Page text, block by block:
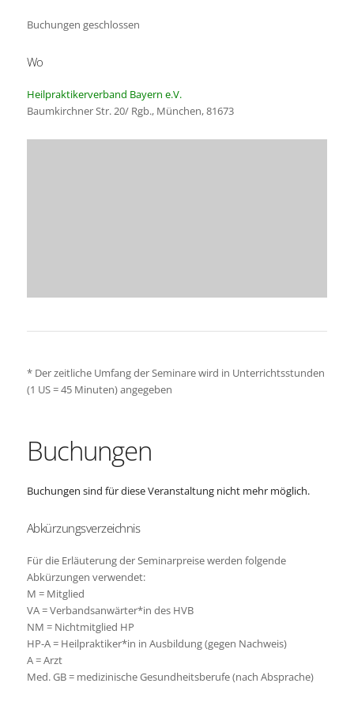
Buchungen geschlossen
Wo
Heilpraktikerverband Bayern e.V.
Baumkirchner Str. 20/ Rgb., München, 81673
* Der zeitliche Umfang der Seminare wird in Unterrichtsstunden
(1 US = 45 Minuten) angegeben
Buchungen
Buchungen sind für diese Veranstaltung nicht mehr möglich.
Abkürzungsverzeichnis
Für die Erläuterung der Seminarpreise werden folgende
Abkürzungen verwendet:
M = Mitglied
VA = Verbandsanwärter*in des HVB
NM = Nichtmitglied HP
HP-A = Heilpraktiker*in in Ausbildung (gegen Nachweis)
A = Arzt
Med. GB = medizinische Gesundheitsberufe (nach Absprache)